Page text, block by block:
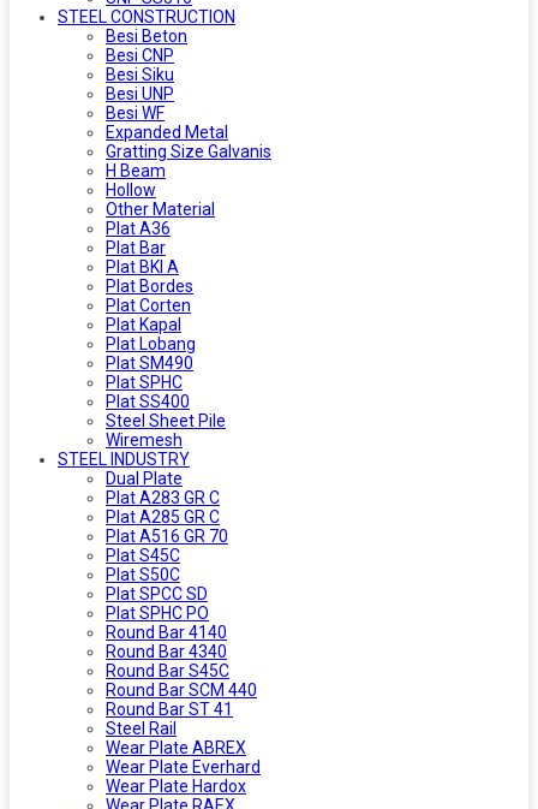
STEEL CONSTRUCTION
Besi Beton
Besi CNP
Besi Siku
Besi UNP
Besi WF
Expanded Metal
Gratting Size Galvanis
H Beam
Hollow
Other Material
Plat A36
Plat Bar
Plat BKI A
Plat Bordes
Plat Corten
Plat Kapal
Plat Lobang
Plat SM490
Plat SPHC
Plat SS400
Steel Sheet Pile
Wiremesh
STEEL INDUSTRY
Dual Plate
Plat A283 GR C
Plat A285 GR C
Plat A516 GR 70
Plat S45C
Plat S50C
Plat SPCC SD
Plat SPHC PO
Round Bar 4140
Round Bar 4340
Round Bar S45C
Round Bar SCM 440
Round Bar ST 41
Steel Rail
Wear Plate ABREX
Wear Plate Everhard
Wear Plate Hardox
Wear Plate RAEX